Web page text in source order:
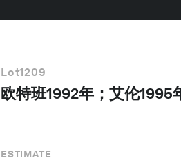
Lot1209
欧特班1992年；艾伦1995
ESTIMATE